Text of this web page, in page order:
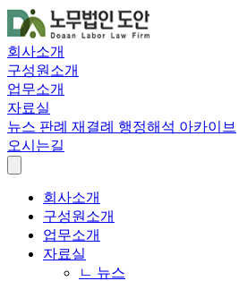
회사소개
구성원소개
업무소개
자료실
뉴스 판례 재결례 행정해석 아카이브
오시는길
회사소개
구성원소개
업무소개
자료실
ㄴ 뉴스